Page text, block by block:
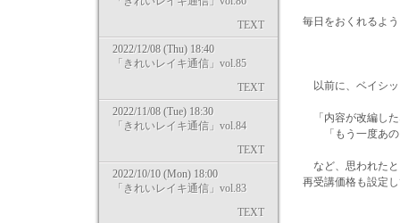
TEXT
2022/12/08 (Thu) 18:40
「きれいレイキ通信」vol.85
TEXT
2022/11/08 (Tue) 18:30
「きれいレイキ通信」vol.84
TEXT
2022/10/10 (Mon) 18:00
「きれいレイキ通信」vol.83
TEXT
毎日をおくれるよ
以前に、ベイシ
「内容が改編し
「もう一度あの
など、思われた
再受講価格も設定